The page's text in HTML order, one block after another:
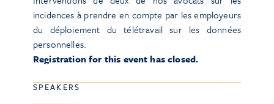
incidences à prendre en compte par les employeurs
du déploiement du télétravail sur les données
personnelles.
Registration for this event has closed.
SPEAKERS